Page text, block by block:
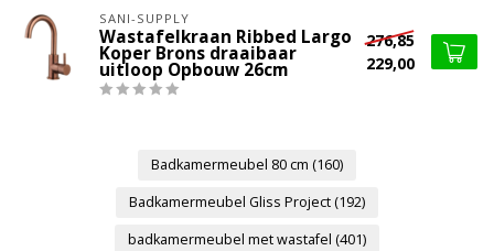
SANI-SUPPLY
Wastafelkraan Ribbed Largo
Koper Brons draaibaar
uitloop Opbouw 26cm
276,85
229,00
Badkamermeubel 80 cm (160)
Badkamermeubel Gliss Project(192)
badkamermeubel met wastafel (401)